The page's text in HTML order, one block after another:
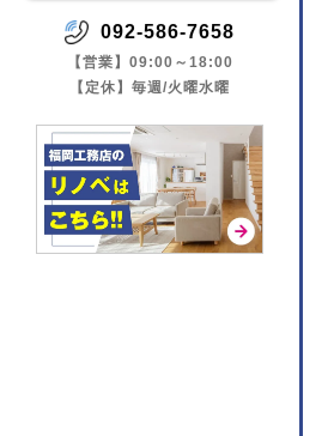
092-586-7658
【営業】09:00～18:00
【定休】毎週/火曜水曜